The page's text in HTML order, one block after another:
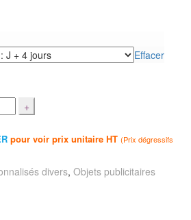
Effacer
pour voir prix unitaire HT (Prix dégressifs
divers, Objets publicitaires